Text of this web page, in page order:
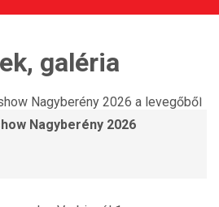
galéria
Nagyberény 2026